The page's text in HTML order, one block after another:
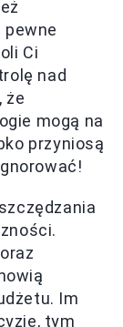
Ci
nad
że
mogą na
przyniosą
Im
tym